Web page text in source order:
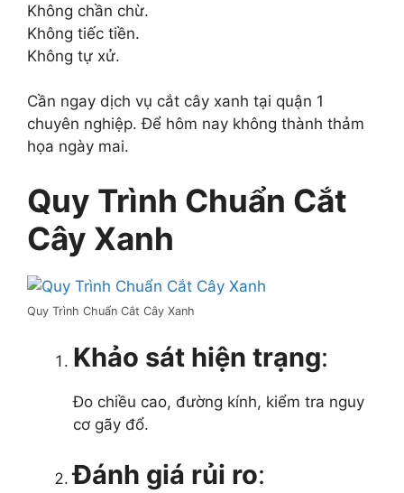
Không chần chừ.
Không tiếc tiền.
Không tự xử.
Cần ngay dịch vụ cắt cây xanh tại quận 1
chuyên nghiệp. Để hôm nay không thành thảm
họa ngày mai.
Quy Trình Chuẩn Cắt
Cây Xanh
Quy Trình Chuẩn Cắt Cây Xanh
Khảo sát hiện trạng:
Đo chiều cao, đường kính, kiểm tra nguy
cơ gãy đổ.
Đánh giá rủi ro: